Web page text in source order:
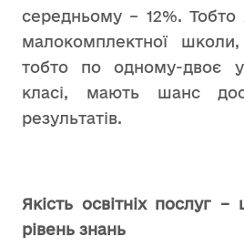
середньому – 12%. Тобто
малокомплектної
тобто по одному-двоє
класі, мають шанс
результатів.
Якість освітніх послуг
рівень знань